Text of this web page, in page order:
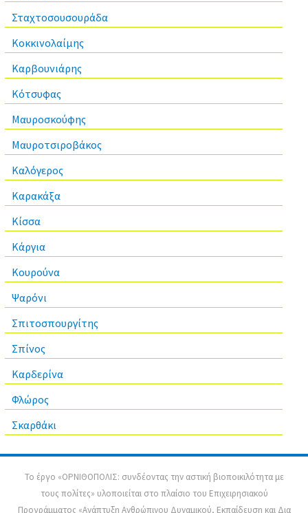
Σταχτοσουσουράδα
Κοκκινολαίμης
Καρβουνιάρης
Κότσυφας
Μαυροσκούφης
Μαυροτσιροβάκος
Καλόγερος
Καρακάξα
Κίσσα
Κάργια
Κουρούνα
Ψαρόνι
Σπιτοσπουργίτης
Σπίνος
Καρδερίνα
Φλώρος
Σκαρθάκι
Το έργο «ΟΡΝΙΘΟΠΟΛΙΣ: συνδέοντας την αστική βιοποικιλότητα με
τους πολίτες» υλοποιείται στο πλαίσιο του Επιχειρησιακού
Προγράμματος «Ανάπτυξη Ανθρώπινου Δυναμικού, Εκπαίδευση και Δια